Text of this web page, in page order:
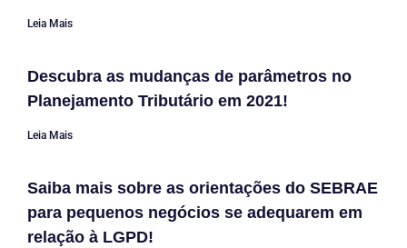
Leia Mais
Descubra as mudanças de parâmetros no
Planejamento Tributário em 2021!
Leia Mais
Saiba mais sobre as orientações do SEBRAE
para pequenos negócios se adequarem em
relação à LGPD!